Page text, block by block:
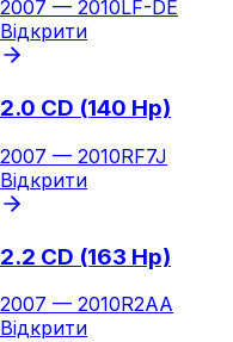
2007 — 2010LF-DE
Відкрити
2.0 CD (140 Hp)
2007 — 2010RF7J
Відкрити
2.2 CD (163 Hp)
2007 — 2010R2AA
Відкрити